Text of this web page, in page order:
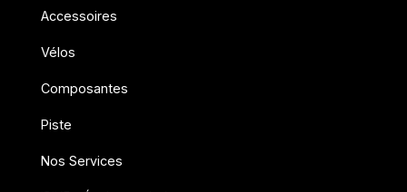
Accessoires
Vélos
Composantes
Piste
Nos Services